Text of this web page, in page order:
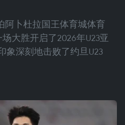
阿卜杜拉国王体育城体育
大胜开启了2026年U23亚
象深刻地击败了约旦U23